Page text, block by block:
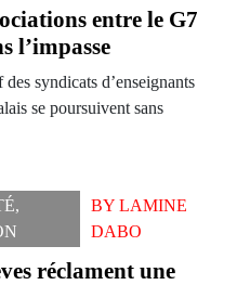
entre le G7
l’impasse
syndicats d’enseignants
se poursuivent sans
,
BYLAMINE
DABO
réclament une